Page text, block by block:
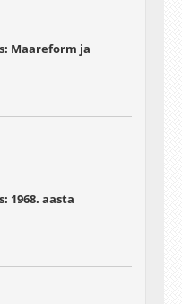
Maareform ja
1968. aasta